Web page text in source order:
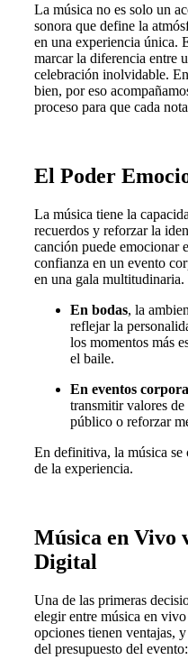
La música no es solo un
sonora que define la
en una experiencia única.
marcar la diferencia entre
celebración inolvidable.
bien, por eso
proceso para que cada
El Poder
La música tiene la
recuerdos y reforzar la
canción puede emocionar
confianza en un evento
en una gala multitudinaria.
En bodas, la
reflejar la
los momentos más
el baile.
En eventos
transmitir valores de
público o reforzar
En definitiva, la música
de la experiencia.
Música en Vivo
Digital
Una de las primeras
elegir entre música en
opciones tienen ventajas,
del presupuesto del evento: